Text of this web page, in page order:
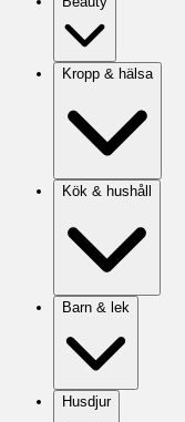
Kropp & hälsa
Kök & hushåll
Barn & lek
Husdjur